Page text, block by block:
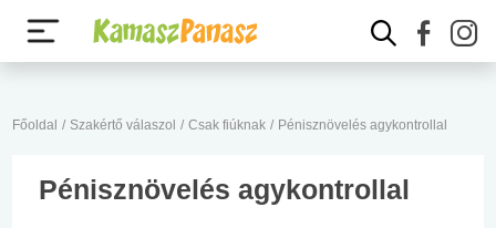
Főoldal / Szakértő válaszol / Csak fiúknak / Pénisznövelés agykontrollal
Pénisznövelés agykontrollal